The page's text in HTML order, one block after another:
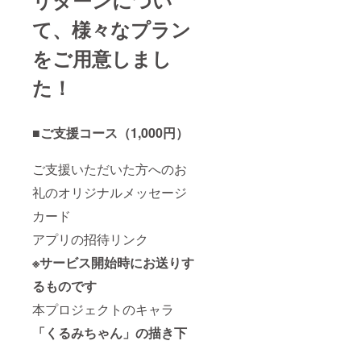
て、様々なプラン
をご用意しまし
た！
■ご支援コース（1,000円）
ご支援いただいた方へのお
礼のオリジナルメッセージ
カード
アプリの招待リンク
※サービス開始時にお送りす
るものです
本プロジェクトのキャラ
「くるみちゃん」の描き下